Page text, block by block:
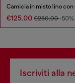
€125.00 €250.00-50%
Iscriviti alla